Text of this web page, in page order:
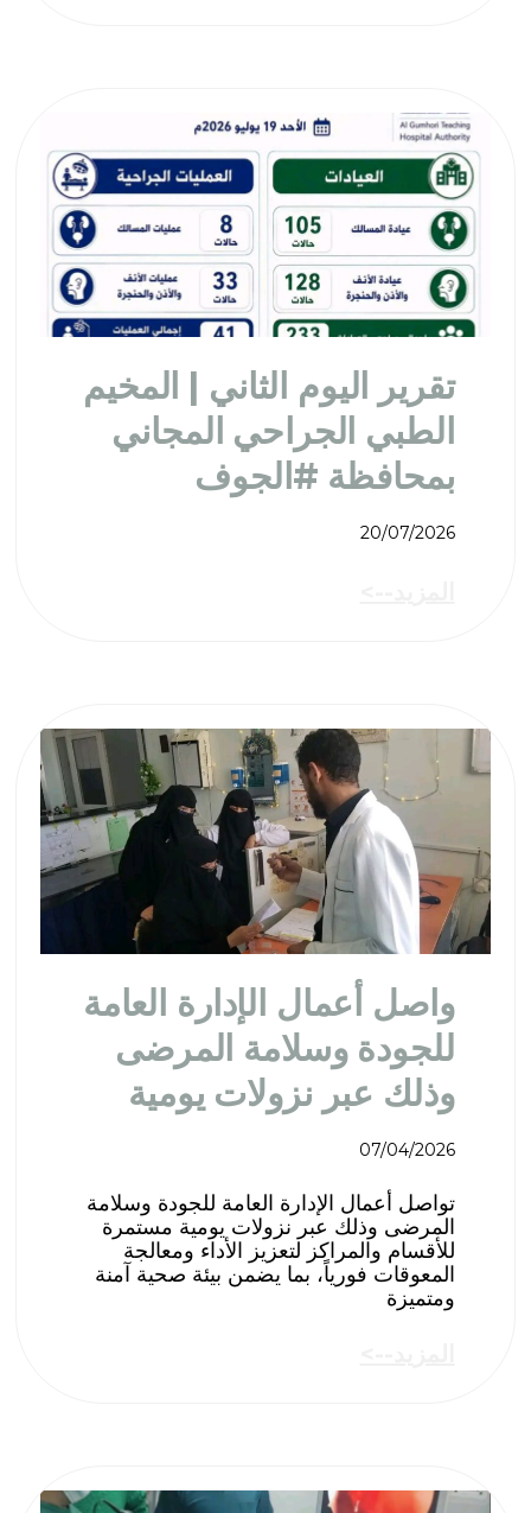
تقرير اليوم الثاني | المخيم
الطبي الجراحي المجاني
بمحافظة #الجوف
20/07/2026
واصل أعمال الإدارة العامة
للجودة وسلامة المرضى
وذلك عبر نزولات يومية
07/04/2026
تواصل أعمال الإدارة العامة للجودة وسلامة
المرضى وذلك عبر نزولات يومية مستمرة
للأقسام والمراكز لتعزيز الأداء ومعالجة
المعوقات فورياً، بما يضمن بيئة صحية آمنة
ومتميزة